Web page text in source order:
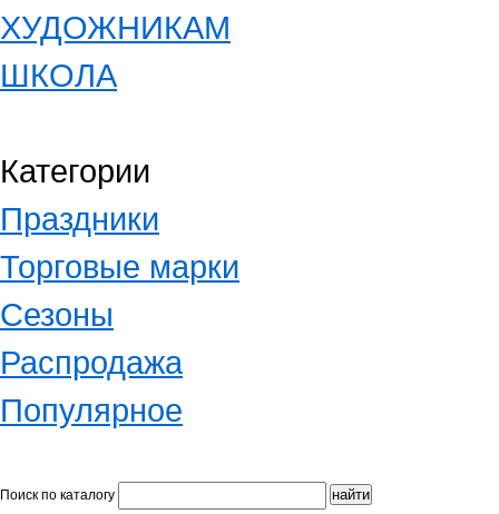
ХУДОЖНИКАМ
ШКОЛА
Категории
Праздники
Торговые марки
Сезоны
Распродажа
Популярное
Поиск по каталогу